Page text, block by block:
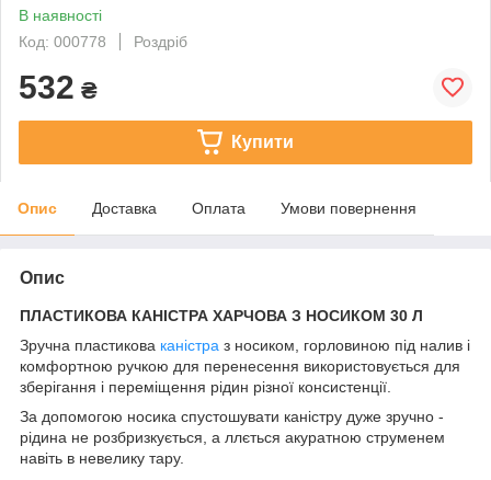
В наявності
Код: 000778
Роздріб
532 ₴
Купити
Опис Доставка Оплата Умови повернення
Опис
ПЛАСТИКОВА КАНІСТРА ХАРЧОВА З НОСИКОМ 30 Л
Зручна пластикова каністра з носиком, горловиною під налив і
комфортною ручкою для перенесення використовується для
зберігання і переміщення рідин різної консистенції.
За допомогою носика спустошувати каністру дуже зручно -
рідина не розбризкується, а ллється акуратною струменем
навіть в невелику тару.